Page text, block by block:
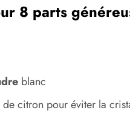
8 parts
blanc
citron pour éviter la